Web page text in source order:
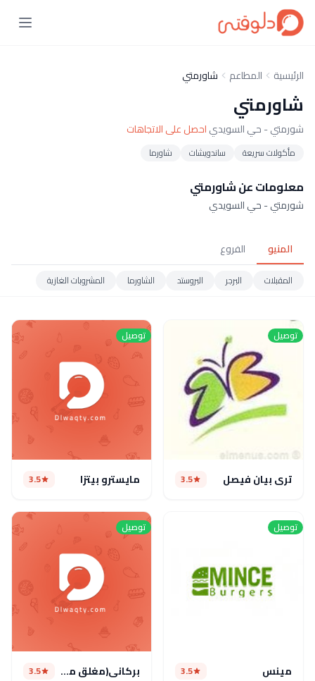
الرئيسية المطاعم شاورمتي
شاورمتي
شورمتي - حي السويدياحصل على الاتجاهات
مأكولات سريعة ساندويشات شاورما
معلومات عن شاورمتي
شورمتي - حي السويدي
المنيو الفروع
المقبلات البرجر البروستد الشاورما المشروبات الغازية
توصيل
ترى بيان فيصل 3.5
توصيل
مايسترو بيتزا 3.5
توصيل
مينس 3.5
توصيل
بركاني(مغلق مؤقتا) 3.5